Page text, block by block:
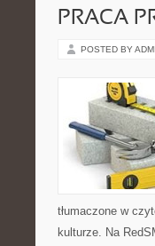
PRACA
POSTED BY
tłumaczone w
kulturze. Na